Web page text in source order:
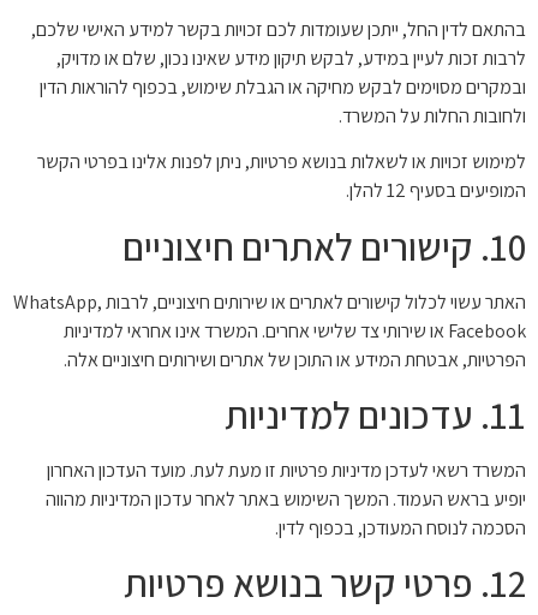
בהתאם לדין החל, ייתכן שעומדות לכם זכויות בקשר למידע האישי שלכם,
לרבות זכות לעיין במידע, לבקש תיקון מידע שאינו נכון, שלם או מדויק,
ובמקרים מסוימים לבקש מחיקה או הגבלת שימוש, בכפוף להוראות הדין
ולחובות החלות על המשרד.
למימוש זכויות או לשאלות בנושא פרטיות, ניתן לפנות אלינו בפרטי הקשר
המופיעים בסעיף 12 להלן.
10. קישורים לאתרים חיצוניים
האתר עשוי לכלול קישורים לאתרים או שירותים חיצוניים, לרבות WhatsApp,
Facebook או שירותי צד שלישי אחרים. המשרד אינו אחראי למדיניות
הפרטיות, אבטחת המידע או התוכן של אתרים ושירותים חיצוניים אלה.
11. עדכונים למדיניות
המשרד רשאי לעדכן מדיניות פרטיות זו מעת לעת. מועד העדכון האחרון
יופיע בראש העמוד. המשך השימוש באתר לאחר עדכון המדיניות מהווה
הסכמה לנוסח המעודכן, בכפוף לדין.
12. פרטי קשר בנושא פרטיות